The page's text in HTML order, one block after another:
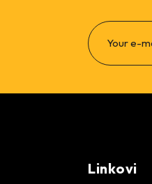
Linkovi